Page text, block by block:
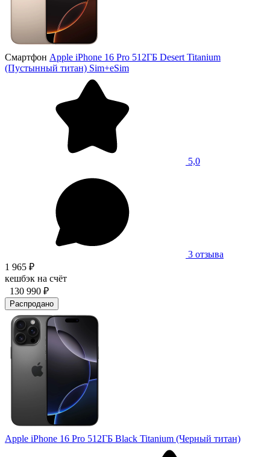
Смартфон Apple iPhone 16 Pro 512ГБ Desert Titanium
(Пустынный титан) Sim+eSim
5,0
3 отзыва
1 965 ₽
кешбэк на счёт
130 990 ₽
Распродано
Apple iPhone 16 Pro 512ГБ Black Titanium (Черный титан)